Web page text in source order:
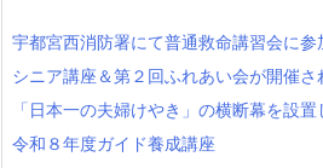
宇都宮西消防署にて普通救命講習会に参
シニア講座＆第２回ふれあい会が開催さ
「日本一の夫婦けやき」の横断幕を設置
令和８年度ガイド養成講座